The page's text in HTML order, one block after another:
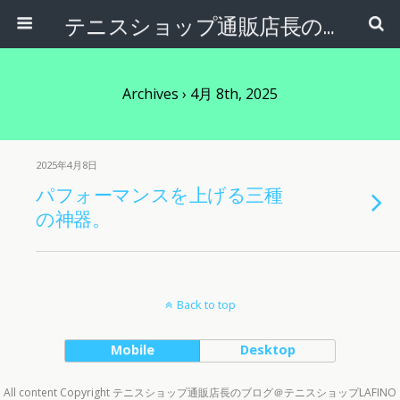
テニスショップ通販店長のブログ＠テニスショップLAFINO 西山克久
Archives › 4月 8th, 2025
2025年4月8日
パフォーマンスを上げる三種
の神器。
Back to top
Mobile Desktop
All content Copyright テニスショップ通販店長のブログ＠テニスショップLAFINO